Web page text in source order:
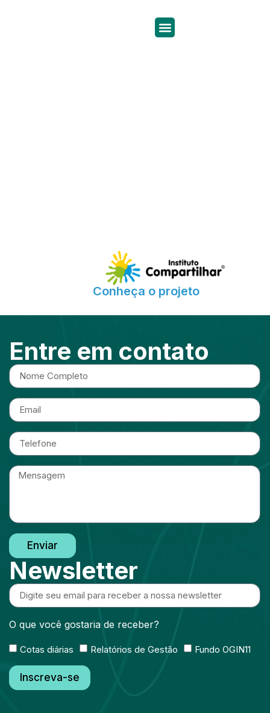
Conheça o projeto
Entre em contato
Enviar
Newsletter
O que você gostaria de receber?
Cotas diárias Relatórios de Gestão Fundo OGIN11
Inscreva-se